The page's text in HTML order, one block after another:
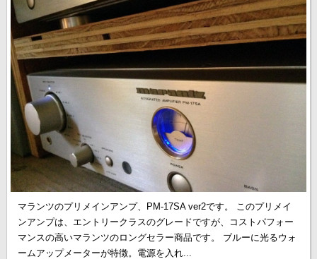
マランツのプリメインアンプ、PM-17SA ver2です。 このプリメイ
ンアンプは、エントリークラスのグレードですが、コストパフォー
マンスの高いマランツのロングセラー商品です。 ブルーに光るウォ
ームアップメーターが特徴。電源を入れ...